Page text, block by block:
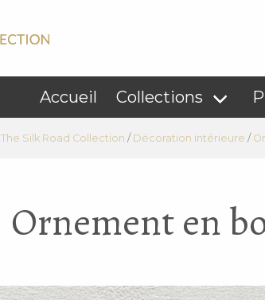
Accueil Collections
The Silk Road Collection / Décoration intérieure /
Ornement en